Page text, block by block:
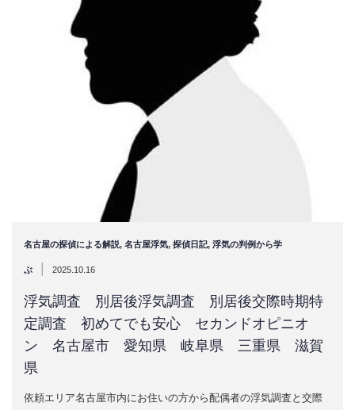
名古屋の探偵による解説, 名古屋浮気, 探偵日記, 浮気の判例から学
ぶ 2025.10.16
浮気調査 別居後浮気調査 別居後交際時期特
定調査 初めてでも安心 セカンドオピニオ
ン 名古屋市 愛知県 岐阜県 三重県 滋賀
県
依頼エリア名古屋市内にお住いの方から配偶者の浮気調査と交際